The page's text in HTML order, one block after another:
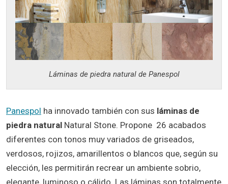
Láminas de piedra natural de Panespol
Panespol ha innovado también con sus láminas de
piedra natural Natural Stone. Propone 26 acabados
diferentes con tonos muy variados de griseados,
verdosos, rojizos, amarillentos o blancos que, según su
elección, les permitirán recrear un ambiente sobrio,
elegante, luminoso o cálido. Las láminas son totalmente